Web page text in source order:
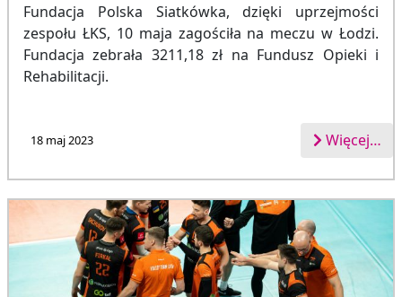
Fundacja Polska Siatkówka, dzięki uprzejmości
zespołu ŁKS, 10 maja zagościła na meczu w Łodzi.
Fundacja zebrała 3211,18 zł na Fundusz Opieki i
Rehabilitacji.
18 maj 2023 Więcej…